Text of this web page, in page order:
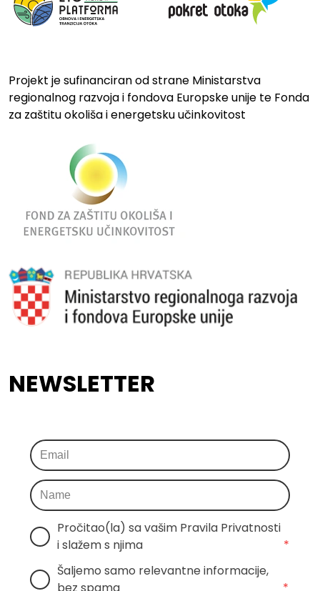
Projekt je sufinanciran od strane Ministarstva
regionalnog razvoja i fondova Europske unije te Fonda
za zaštitu okoliša i energetsku učinkovitost
NEWSLETTER
Pročitao(la) sa vašim Pravila Privatnosti
i slažem s njima
*
Šaljemo samo relevantne informacije,
bez spama
*